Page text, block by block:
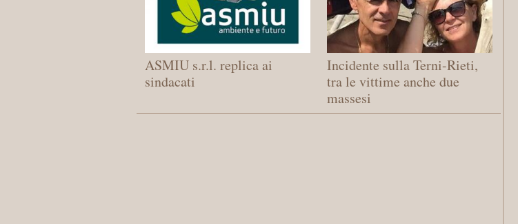
ASMIU s.r.l. replica ai
sindacati
Incidente sulla Terni-Rieti,
tra le vittime anche due
massesi